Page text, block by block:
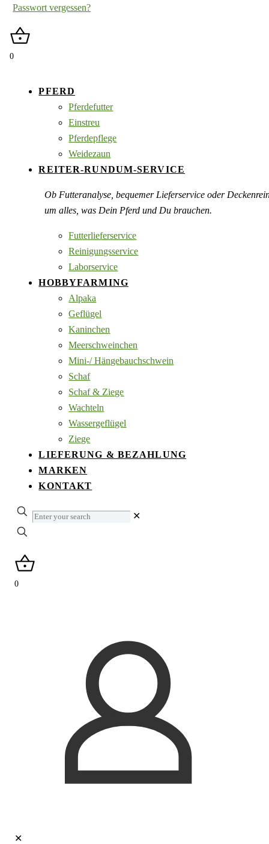
Passwort vergessen?
0
PFERD
Pferdefutter
Einstreu
Pferdepflege
Weidezaun
REITER-RUNDUM-SERVICE
Ob Futteranalyse, bequemer Lieferservice oder
um alles, was Dein Pferd und Du brauchen.
Futterlieferservice
Reinigungsservice
Laborservice
HOBBYFARMING
Alpaka
Geflügel
Kaninchen
Meerschweinchen
Mini-/ Hängebauchschwein
Schaf
Schaf & Ziege
Wachteln
Wassergeflügel
Ziege
LIEFERUNG & BEZAHLUNG
MARKEN
KONTAKT
Enter
your
✕
0
✕